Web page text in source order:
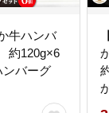
牛ハンバ
約120g×6
ンバーグ